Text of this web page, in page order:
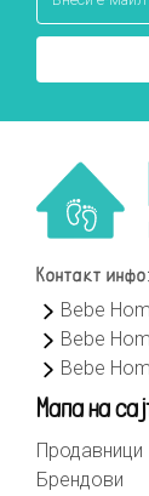
Контакт инфо:
Bebe
Bebe
Bebe
Мапа на
Продавници
Брендови